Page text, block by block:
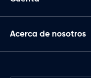
Acerca de nosotros